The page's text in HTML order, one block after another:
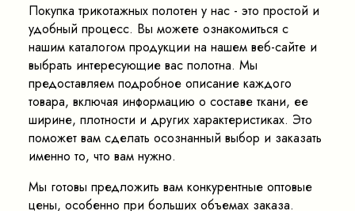
Покупка трикотажных полотен у нас - это простой и
удобный процесс. Вы можете ознакомиться с
нашим каталогом продукции на нашем веб-сайте и
выбрать интересующие вас полотна. Мы
предоставляем подробное описание каждого
товара, включая информацию о составе ткани, ее
ширине, плотности и других характеристиках. Это
поможет вам сделать осознанный выбор и заказать
именно то, что вам нужно.
Мы готовы предложить вам конкурентные оптовые
цены, особенно при больших объемах заказа.